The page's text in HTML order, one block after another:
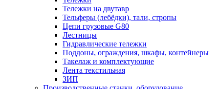
Тележки на двутавр
Тельферы (лебёдки), тали, стропы
Цепи грузовые G80
Лестницы
Гидравлические тележки
Поддоны, ограждения, шкафы, контейнеры
Такелаж и комплектующие
Лента текстильная
ЗИП